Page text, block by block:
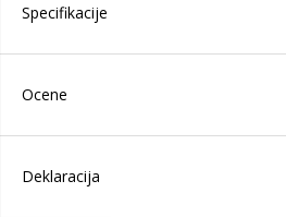
Specifikacije
Ocene
Deklaracija